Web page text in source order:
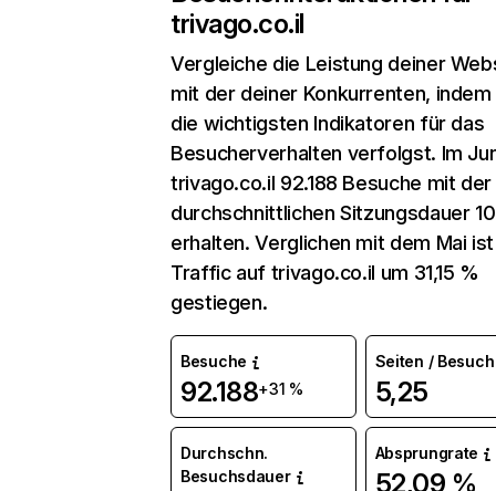
trivago.co.il
Vergleiche die Leistung deiner
mit der deiner Konkurrenten, indem
die wichtigsten Indikatoren für das
Besucherverhalten verfolgst. Im
trivago.co.il 92.188 Besuche mit der
durchschnittlichen Sitzungsdauer
erhalten. Verglichen mit dem Mai
Traffic auf trivago.co.il um 31,15 %
gestiegen.
Besuche
92.188+31 %
Seiten / Besuch
5,25
Durchschn.
Besuchsdauer
Absprungrate
52,09 %